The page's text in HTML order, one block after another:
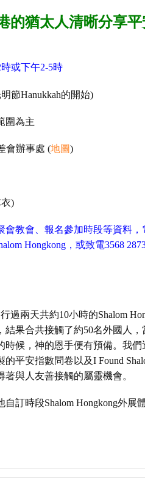
的猶太人清晰分享平
或下午2-5時
節Hanukkah的開始)
圍為主
會辦事處 (地圖)
)
會教會、報名參加時段等資料，
Hongkong，或致電3568
過兩天共約10小時的Shalom
果合共接觸了約50名外國人，
候，神的恩手便有預備。我們
平安指數問卷以及I Found
與人友善接觸的屬靈機會。
訂時段Shalom Hongkong外展